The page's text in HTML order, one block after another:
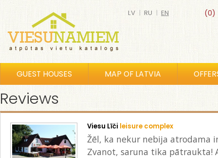
(0)
LV | RU | EN
GUEST HOUSES MAP OF LATVIA
Reviews
Viesu Līči leisure complex
Žēl, ka nekur nebija atrodama
Zvanot, saruna tika pātraukta!